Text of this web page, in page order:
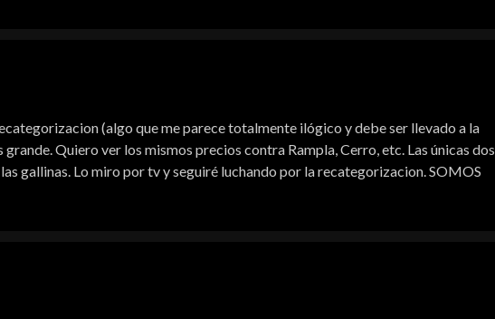
(algo que me parece totalmente ilógico y debe ser llevado a la
Quiero ver los mismos precios contra Rampla, Cerro, etc. Las únicas dos
gallinas. Lo miro por tv y seguiré luchando por la recategorizacion. SOMOS